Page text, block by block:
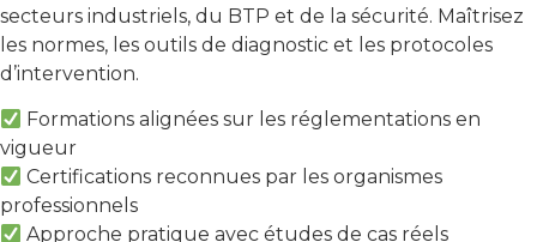
secteurs industriels, du BTP et de la sécurité. Maîtrisez
les normes, les outils de diagnostic et les protocoles
d’intervention.
Formations alignées sur les réglementations en
vigueur
Certifications reconnues par les organismes
professionnels
Approche pratique avec études de cas réels